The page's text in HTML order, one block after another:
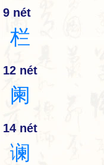
9 nét
栏
12 nét
阑
14 nét
谰